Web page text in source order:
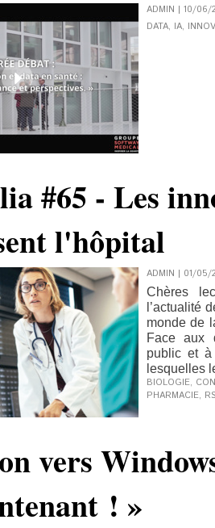
ADMIN | 10/06/
DATA, IA,
#65 - Les
l'hôpital
ADMIN | 01/05/
Chères
l’actualité
monde de
Face aux
public et
lesquelles
BIOLOGIE,
PHARMACIE,
vers
! »